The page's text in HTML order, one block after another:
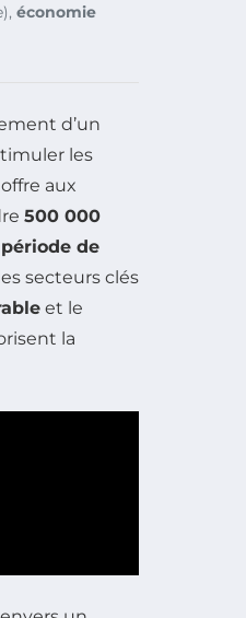
économie
d’un
les
aux
500 000
période de
secteurs clés
et le
la